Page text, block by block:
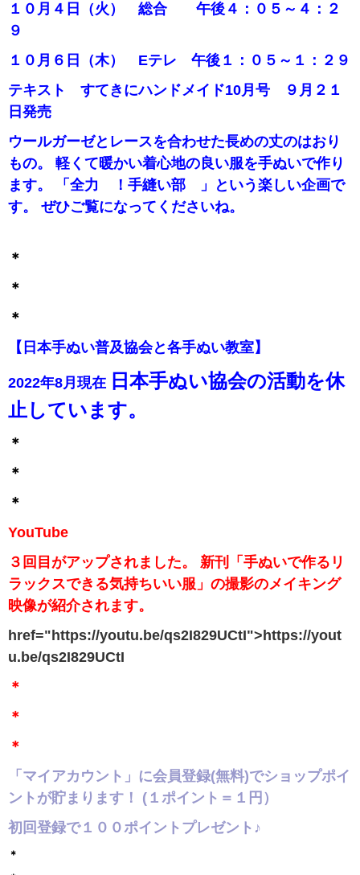
１０月４日（火） 総合 午後４：０５～４：２
９
１０月６日（木） Eテレ 午後１：０５～１：２９
テキスト すてきにハンドメイド10月号 ９月２１
日発売
ウールガーゼとレースを合わせた長めの丈のはおり
もの。 軽くて暖かい着心地の良い服を手ぬいで作り
ます。 「全力 ！手縫い部 」という楽しい企画で
す。 ぜひご覧になってくださいね。
＊
＊
＊
【日本手ぬい普及協会と各手ぬい教室】
2022年8月現在 日本手ぬい協会の活動を休
止しています。
＊
＊
＊
YouTube
３回目がアップされました。 新刊「手ぬいで作るリ
ラックスできる気持ちいい服」の撮影のメイキング
映像が紹介されます。
href="https://youtu.be/qs2I829UCtI">https://yout
u.be/qs2I829UCtI
＊
＊
＊
「マイアカウント」に会員登録(無料)でショップポイ
ントが貯まります！ (１ポイント＝１円）
初回登録で１００ポイントプレゼント♪
＊